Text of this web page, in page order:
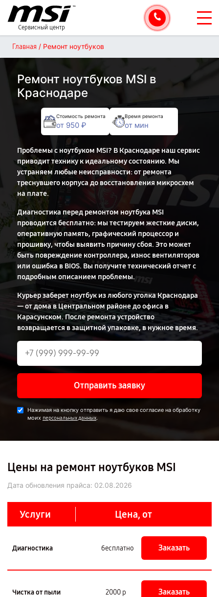
Сервисный центр
Главная / Ремонт ноутбуков
Ремонт ноутбуков MSI в
Краснодаре
Стоимость ремонта
от 950 ₽
Время ремонта
от мин
Проблемы с ноутбуком MSI? В Краснодаре наш сервис
приводит технику к идеальному состоянию. Мы
устраняем любые неисправности: от ремонта
треснувшего корпуса до восстановления микросхем
на плате.
Диагностика перед ремонтом ноутбука MSI
проводится бесплатно: мы тестируем жесткие диски,
оперативную память, графический процессор и
прошивку, чтобы выявить причину сбоя. Это может
быть повреждение контроллера, износ вентиляторов
или ошибка в BIOS. Вы получите технический отчет с
подробным описанием проблемы.
Курьер заберет ноутбук из любого уголка Краснодара
— от дома в Центральном районе до офиса в
Карасунском. После ремонта устройство
возвращается в защитной упаковке, в нужное время.
Отправить заявку
Нажимая на кнопку отправить я даю свое согласие на обработку
моих персональных данных.
Цены на ремонт ноутбуков MSI
Дата обновления прайса: 02.08.2026
Услуги Цена, от
Диагностика бесплатно Заказать
Чистка от пыли 2000 р Заказать